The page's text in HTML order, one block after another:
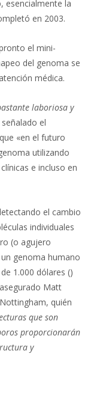
esencialmente la
en 2003.
el mini-
del genoma se
médica.
laboriosa y
señalado el
«en el futuro
utilizando
e incluso en
el cambio
individuales
(o agujero
genoma humano
1.000 dólares ()
Matt
quién
que son
proporcionarán
y